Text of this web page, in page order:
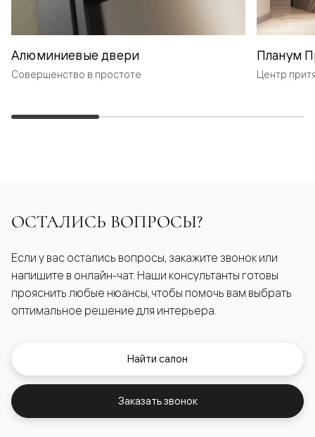
Алюминиевые двери
Совершенство в простоте
Планум
Центр
ОСТАЛИСЬ ВОПРОСЫ?
Если у вас остались вопросы, закажите звонок или
напишите в онлайн-чат. Наши консультанты готовы
прояснить любые нюансы, чтобы помочь вам выбрать
оптимальное решение для интерьера.
Найти салон
Заказать звонок